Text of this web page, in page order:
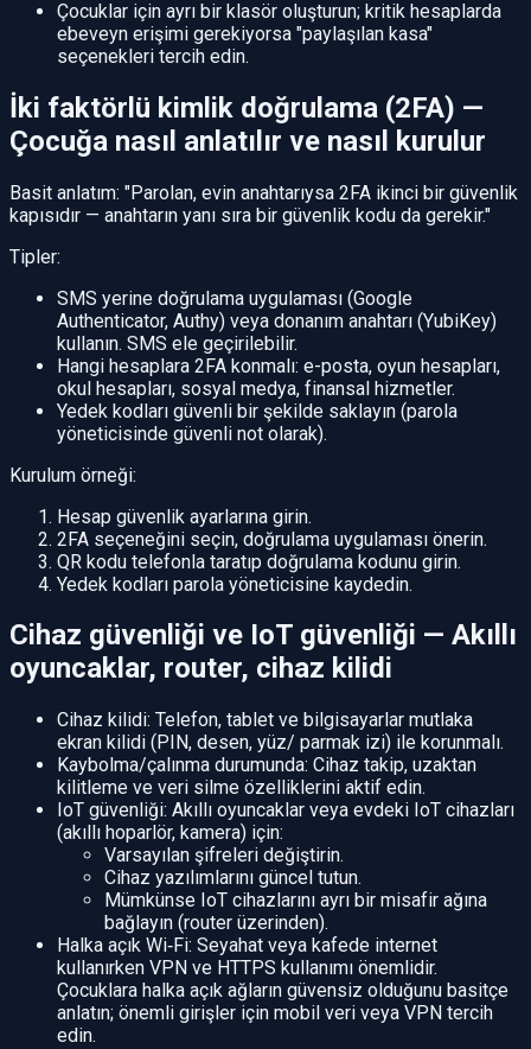
Çocuklar için ayrı bir klasör oluşturun; kritik hesaplarda
ebeveyn erişimi gerekiyorsa "paylaşılan kasa"
seçenekleri tercih edin.
İki faktörlü kimlik doğrulama (2FA) —
Çocuğa nasıl anlatılır ve nasıl kurulur
Basit anlatım: "Parolan, evin anahtarıysa 2FA ikinci bir güvenlik
kapısıdır — anahtarın yanı sıra bir güvenlik kodu da gerekir."
Tipler:
SMS yerine doğrulama uygulaması (Google
Authenticator, Authy) veya donanım anahtarı (YubiKey)
kullanın. SMS ele geçirilebilir.
Hangi hesaplara 2FA konmalı: e-posta, oyun hesapları,
okul hesapları, sosyal medya, finansal hizmetler.
Yedek kodları güvenli bir şekilde saklayın (parola
yöneticisinde güvenli not olarak).
Kurulum örneği:
Hesap güvenlik ayarlarına girin.
2FA seçeneğini seçin, doğrulama uygulaması önerin.
QR kodu telefonla taratıp doğrulama kodunu girin.
Yedek kodları parola yöneticisine kaydedin.
Cihaz güvenliği ve IoT güvenliği — Akıllı
oyuncaklar, router, cihaz kilidi
Cihaz kilidi: Telefon, tablet ve bilgisayarlar mutlaka
ekran kilidi (PIN, desen, yüz/ parmak izi) ile korunmalı.
Kaybolma/çalınma durumunda: Cihaz takip, uzaktan
kilitleme ve veri silme özelliklerini aktif edin.
IoT güvenliği: Akıllı oyuncaklar veya evdeki IoT cihazları
(akıllı hoparlör, kamera) için:
Varsayılan şifreleri değiştirin.
Cihaz yazılımlarını güncel tutun.
Mümkünse IoT cihazlarını ayrı bir misafir ağına
bağlayın (router üzerinden).
Halka açık Wi‑Fi: Seyahat veya kafede internet
kullanırken VPN ve HTTPS kullanımı önemlidir.
Çocuklara halka açık ağların güvensiz olduğunu basitçe
anlatın; önemli girişler için mobil veri veya VPN tercih
edin.